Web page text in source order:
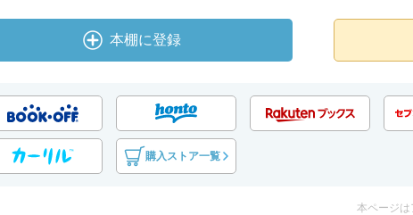
本棚に登録
購入ストア一覧
本ページ